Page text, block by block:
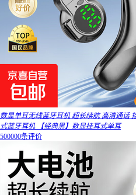
数显单耳无线蓝牙耳机 超长续航 高清通话
式蓝牙耳机 【经典黑】数显挂耳式单耳
500000条评价